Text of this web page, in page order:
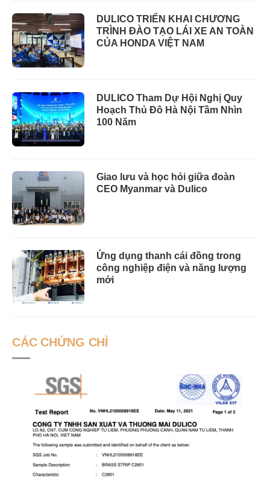
DULICO TRIỂN KHAI CHƯƠNG
TRÌNH ĐÀO TẠO LÁI XE AN TOÀN
CỦA HONDA VIỆT NAM
DULICO Tham Dự Hội Nghị Quy
Hoạch Thủ Đô Hà Nội Tầm Nhìn
100 Năm
Giao lưu và học hỏi giữa đoàn
CEO Myanmar và Dulico
Ứng dụng thanh cái đồng trong
công nghiệp điện và năng lượng
mới
CÁC CHỨNG CHỈ